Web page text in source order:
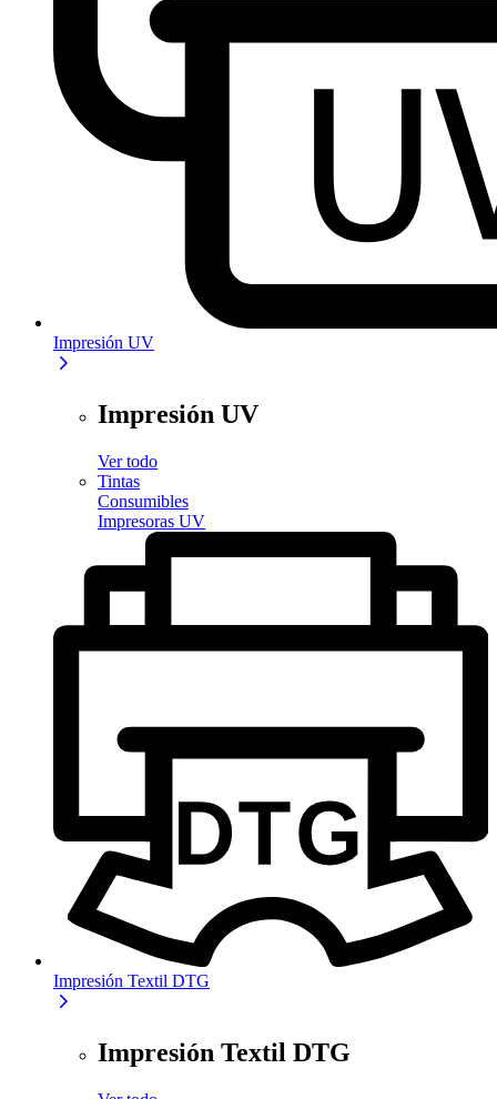
Impresión UV
Impresión UV
Ver todo
Tintas
Consumibles
Impresoras UV
Impresión Textil DTG
Impresión Textil DTG